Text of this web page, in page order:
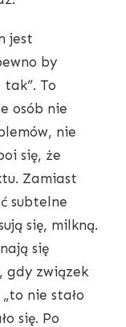
jest
by
tak”. To
osób nie
nie
się, że
Zamiast
subtelne
się, milkną.
się
gdy związek
nie stało
się. Po